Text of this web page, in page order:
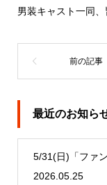
男装キャスト一同
最近のお知ら
5/31(日)「ファ
2026.05.25